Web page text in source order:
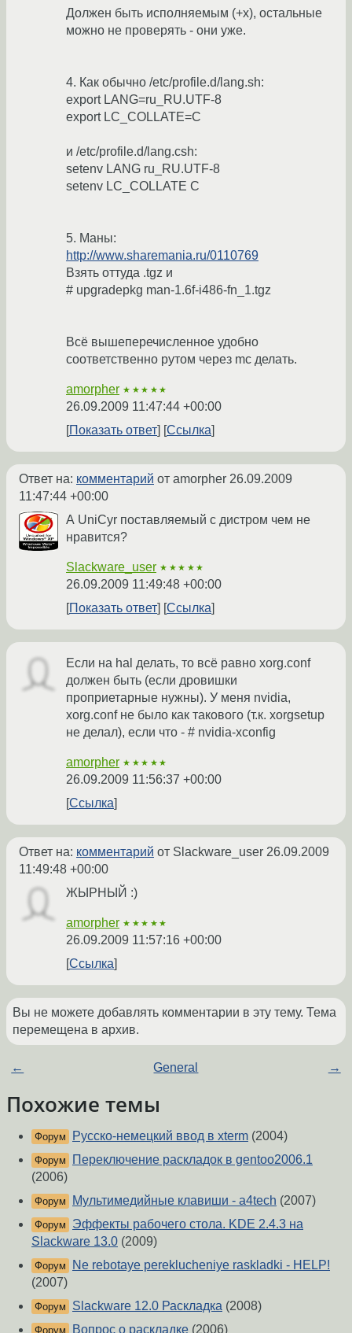
Должен быть исполняемым (+x), остальные
можно не проверять - они уже.
4. Как обычно /etc/profile.d/lang.sh:
export LANG=ru_RU.UTF-8
export LC_COLLATE=C
и /etc/profile.d/lang.csh:
setenv LANG ru_RU.UTF-8
setenv LC_COLLATE C
5. Маны:
http://www.sharemania.ru/0110769
Взять оттуда .tgz и
# upgradepkg man-1.6f-i486-fn_1.tgz
Всё вышеперечисленное удобно
соответственно рутом через mc делать.
amorpher ★★★★★
26.09.2009 11:47:44 +00:00
Показать ответ
Ссылка
Ответ на: комментарий от amorpher 26.09.2009
11:47:44 +00:00
А UniCyr поставляемый с дистром чем не
нравится?
Slackware_user ★★★★★
26.09.2009 11:49:48 +00:00
Показать ответ
Ссылка
Если на hal делать, то всё равно xorg.conf
должен быть (если дровишки
проприетарные нужны). У меня nvidia,
xorg.conf не было как такового (т.к. xorgsetup
не делал), если что - # nvidia-xconfig
amorpher ★★★★★
26.09.2009 11:56:37 +00:00
Ссылка
Ответ на: комментарий от Slackware_user 26.09.2009
11:49:48 +00:00
ЖЫРНЫЙ :)
amorpher ★★★★★
26.09.2009 11:57:16 +00:00
Ссылка
Вы не можете добавлять комментарии в эту тему. Тема
перемещена в архив.
← General →
Похожие темы
Форум Русско-немецкий ввод в xterm (2004)
Форум
Переключение раскладок в gentoo2006.1
(2006)
Форум Мультимедийные клавиши - a4tech (2007)
Форум
Эффекты рабочего стола. KDE 2.4.3 на
Slackware 13.0 (2009)
Форум
Ne rebotaye pereklucheniye raskladki - HELP!
(2007)
Форум Slackware 12.0 Раскладка (2008)
Форум Вопрос о раскладке (2006)